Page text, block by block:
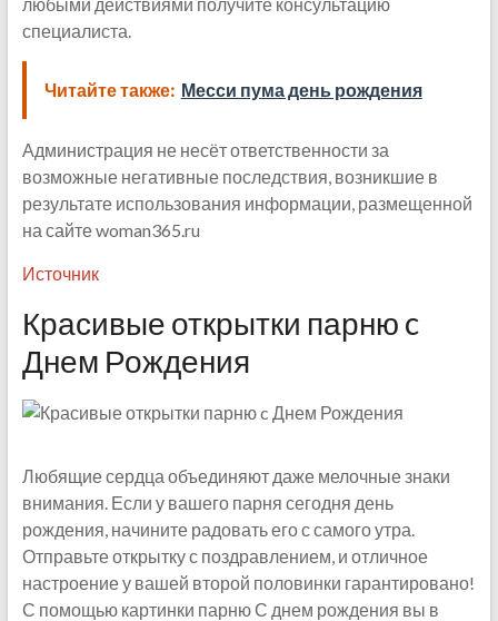
специалиста.
Читайте также: Месси пума день рождения
Администрация не несёт ответственности за
возможные негативные последствия, возникшие в
результате использования информации, размещенной
на сайте woman365.ru
Источник
Красивые открытки парню c
Днем Рождения
Любящие сердца объединяют даже мелочные знаки
внимания. Если у вашего парня сегодня день
рождения, начините радовать его с самого утра.
Отправьте открытку с поздравлением, и отличное
настроение у вашей второй половинки гарантировано!
С помощью картинки парню С днем рождения вы в